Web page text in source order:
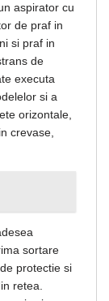
aspirator cu
de praf in
si praf in
de
executa
si a
orizontale,
crevase,
sortare
protectie si
retea.